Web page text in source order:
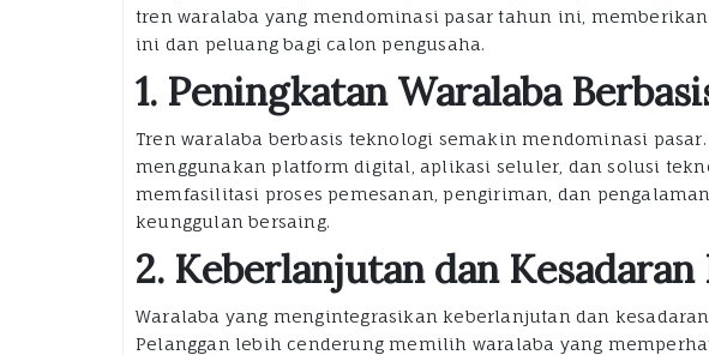
tren waralaba yang mendominasi pasar tahun ini,
ini dan peluang bagi calon pengusaha.
1. Peningkatan Waralaba
Tren waralaba berbasis teknologi semakin mendominasi
menggunakan platform digital, aplikasi seluler, dan solusi
memfasilitasi proses pemesanan, pengiriman, dan
keunggulan bersaing.
2. Keberlanjutan dan
Waralaba yang mengintegrasikan keberlanjutan dan
Pelanggan lebih cenderung memilih waralaba yang